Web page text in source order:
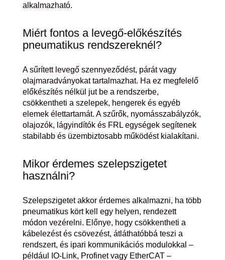
alkalmazható.
Miért fontos a levegő-előkészítés
pneumatikus rendszereknél?
A sűrített levegő szennyeződést, párát vagy
olajmaradványokat tartalmazhat. Ha ez megfelelő
előkészítés nélkül jut be a rendszerbe,
csökkentheti a szelepek, hengerek és egyéb
elemek élettartamát. A szűrők, nyomásszabályzók,
olajozók, lágyindítók és FRL egységek segítenek
stabilabb és üzembiztosabb működést kialakítani.
Mikor érdemes szelepszigetet
használni?
Szelepszigetet akkor érdemes alkalmazni, ha több
pneumatikus kört kell egy helyen, rendezett
módon vezérelni. Előnye, hogy csökkentheti a
kábelezést és csövezést, átláthatóbbá teszi a
rendszert, és ipari kommunikációs modulokkal –
például IO-Link, Profinet vagy EtherCAT –